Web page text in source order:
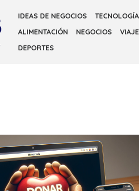
IDEAS DE NEGOCIOS TECNOLOGÍA
ALIMENTACIÓN
NEGOCIOS
DEPORTES